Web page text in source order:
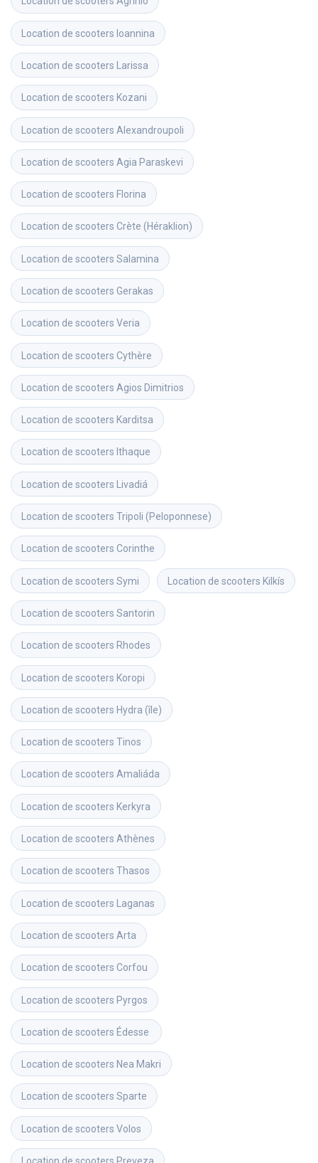
Location de scooters Ioannina
Location de scooters Larissa
Location de scooters Kozani
Location de scooters Alexandroupoli
Location de scooters Agia Paraskevi
Location de scooters Florina
Location de scooters Crète (Héraklion)
Location de scooters Salamina
Location de scooters Gerakas
Location de scooters Veria
Location de scooters Cythère
Location de scooters Agios Dimitrios
Location de scooters Karditsa
Location de scooters Ithaque
Location de scooters Livadiá
Location de scooters Tripoli (Peloponnese)
Location de scooters Corinthe
Location de scooters Symi Location de scooters Kilkís
Location de scooters Santorin
Location de scooters Rhodes
Location de scooters Koropi
Location de scooters Hydra (île)
Location de scooters Tinos
Location de scooters Amaliáda
Location de scooters Kerkyra
Location de scooters Athènes
Location de scooters Thasos
Location de scooters Laganas
Location de scooters Arta
Location de scooters Corfou
Location de scooters Pyrgos
Location de scooters Édesse
Location de scooters Nea Makri
Location de scooters Sparte
Location de scooters Volos